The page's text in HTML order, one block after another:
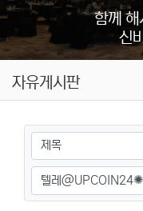
함께 해
신
자유게시판
검색대상
검색어